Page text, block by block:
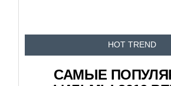
HOT TREND
САМЫЕ